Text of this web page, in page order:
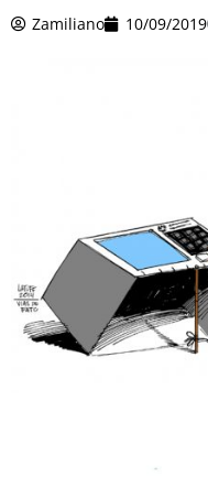
k
Zamiliano 10/09/2019